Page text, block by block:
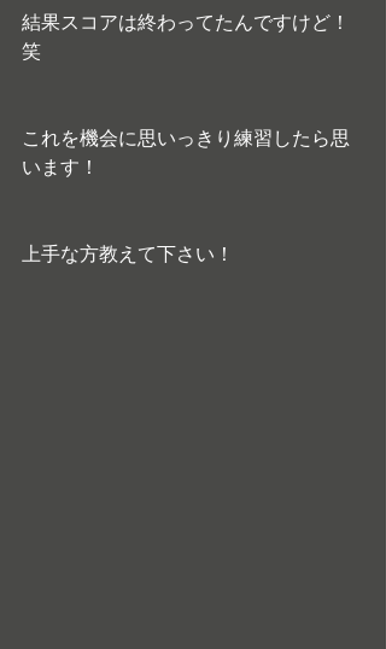
結果スコアは終わってたんですけど！
笑
これを機会に思いっきり練習したら思
います！
上手な方教えて下さい！